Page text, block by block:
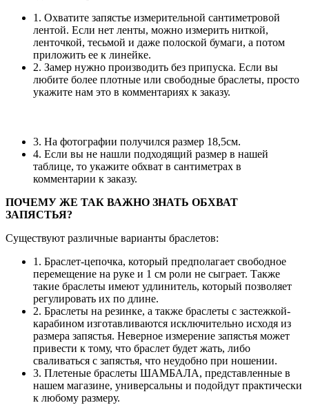
1. Охватите запястье измерительной сантиметровой
лентой. Если нет ленты, можно измерить ниткой,
ленточкой, тесьмой и даже полоской бумаги, а потом
приложить ее к линейке.
2. Замер нужно производить без припуска. Если вы
любите более плотные или свободные браслеты, просто
укажите нам это в комментариях к заказу.
3. На фотографии получился размер 18,5см.
4. Если вы не нашли подходящий размер в нашей
таблице, то укажите обхват в сантиметрах в
комментарии к заказу.
ПОЧЕМУ ЖЕ ТАК ВАЖНО ЗНАТЬ ОБХВАТ
ЗАПЯСТЬЯ?
Существуют различные варианты браслетов:
1. Браслет-цепочка, который предполагает свободное
перемещение на руке и 1 см роли не сыграет. Также
такие браслеты имеют удлинитель, который позволяет
регулировать их по длине.
2. Браслеты на резинке, а также браслеты с застежкой-
карабином изготавливаются исключительно исходя из
размера запястья. Неверное измерение запястья может
привести к тому, что браслет будет жать, либо
сваливаться с запястья, что неудобно при ношении.
3. Плетеные браслеты ШАМБАЛА, представленные в
нашем магазине, универсальны и подойдут практически
к любому размеру.